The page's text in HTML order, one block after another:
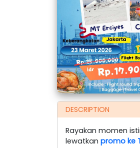
DESCRIPTION
Rayakan momen
lewatkan promo ke